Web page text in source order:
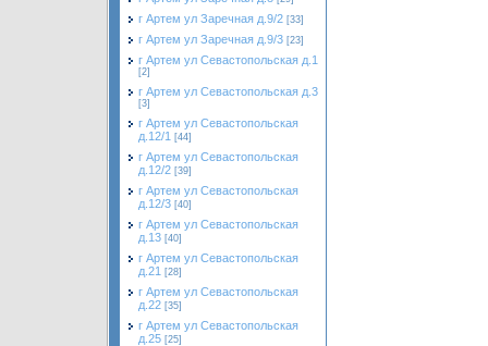
г Артем ул Заречная д.9/2 [33]
г Артем ул Заречная д.9/3 [23]
г Артем ул Севастопольская д.1
[2]
г Артем ул Севастопольская д.3
[3]
г Артем ул Севастопольская
д.12/1 [44]
г Артем ул Севастопольская
д.12/2 [39]
г Артем ул Севастопольская
д.12/3 [40]
г Артем ул Севастопольская
д.13 [40]
г Артем ул Севастопольская
д.21 [28]
г Артем ул Севастопольская
д.22 [35]
г Артем ул Севастопольская
д.25 [25]